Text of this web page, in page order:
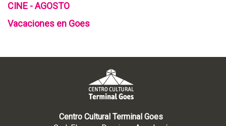
CINE - AGOSTO
Vacaciones en Goes
Centro Cultural Terminal Goes